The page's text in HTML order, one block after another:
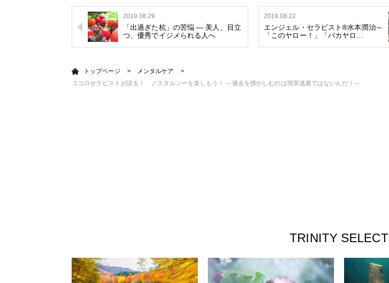
2019.08.29
「出過ぎた杭」の苦悩 — 美人、目立
つ、優秀でイジメられる人へ
2019.08.22
エンジェル・セラピスト®水本潤治～
「このヤロー！」「バカヤロ…
トップページ > メンタルケア
>
ココロセラピストが語る！ ノスタルジーを楽しもう！ ～過去を懐かしむのは現実逃避ではないんだ！～
TRINITY SELECT